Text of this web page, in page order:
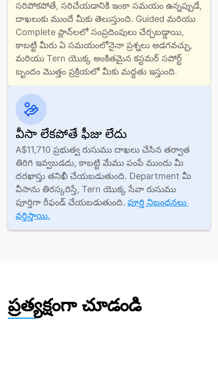
సరిపోకపోతే, సరిచేయడానికి ఇంకా సమయం ఉన్నప్పుడే,
దాఖలుకు ముందే మీకు తెలుస్తుంది. Guided మరియు
Complete ప్లాన్‌లలో సంప్రదింపులు చేర్చబడ్డాయి,
కాబట్టి మీరు ఏ సమయంలోనైనా ప్రశ్నలు అడగవచ్చు,
మరియు Tern యొక్క అంకితమైన కస్టమర్ సపోర్ట్
బృందం మొత్తం ప్రక్రియలో మీకు మద్దతు ఇస్తుంది.
వీసా లేకపోతే ఫీజు లేదు
A$11,710 ప్రభుత్వ రుసుము దాఖలు చేసిన తర్వాత
తిరిగి ఇవ్వబడదు, కాబట్టి మేము పంపే ముందు మీ
దరఖాస్తు తనిఖీ చేయబడుతుంది. Department మీ
వీసాను తిరస్కరిస్తే, Tern యొక్క సేవా రుసుము
పూర్తిగా రీఫండ్ చేయబడుతుంది. పూర్తి నిబంధనలు
వర్తిస్తాయి.
ప్రత్యక్షంగా చూడండి